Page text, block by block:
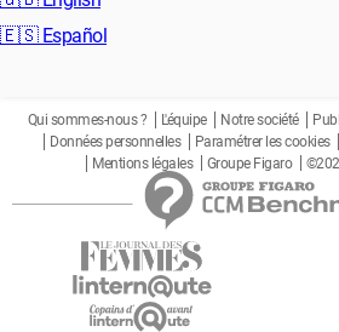
🇪🇸 Español
Qui sommes-nous ? L'équipe Notre société
Données personnelles
Paramétrer les cookies
Mentions légales
Groupe Figaro